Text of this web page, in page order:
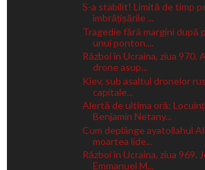
S-a stabilit! Limită de timp
îmbrățișările ...
Tragedie fără margini după
unui ponton....
Război în Ucraina, ziua 970.
drone asup...
Kiev, sub asaltul dronelor
capitale...
Alertă de ultima oră:
Benjamin Netany...
Cum deplânge ayatollahul
moartea lide...
Război în Ucraina, ziua 969.
Emmanuel M...